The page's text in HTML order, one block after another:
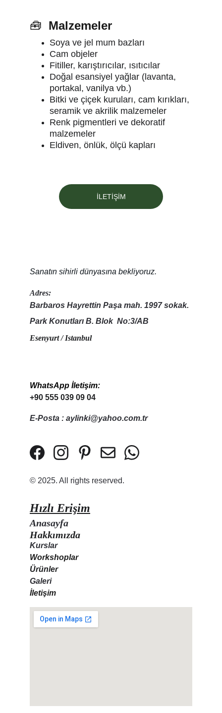
🧰 Malzemeler
Soya ve jel mum bazları
Cam objeler
Fitiller, karıştırıcılar, ısıtıcılar
Doğal esansiyel yağlar (lavanta,
portakal, vanilya vb.)
Bitki ve çiçek kuruları, cam kırıkları,
seramik ve akrilik malzemeler
Renk pigmentleri ve dekoratif
malzemeler
Eldiven, önlük, ölçü kapları
İLETİŞİM
Sanatın sihirli dünyasına bekliyoruz.
Adres:
WhatsApp İletişim:
+90 555 039 09 04
© 2025. All rights reserved.
Barbaros Hayrettin Paşa mah. 1997 sokak.
Park Konutları B. Blok  No:3/AB
Esenyurt / Istanbul
E-Posta : aylinki@yahoo.com.tr
Hızlı Erişim
Anasayfa
Hakkımızda
Kurslar
Workshoplar
Ürünler
Galeri
İletişim